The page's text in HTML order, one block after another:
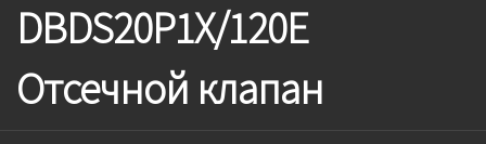
DBDS20P1X/120E
Отсечной клапан